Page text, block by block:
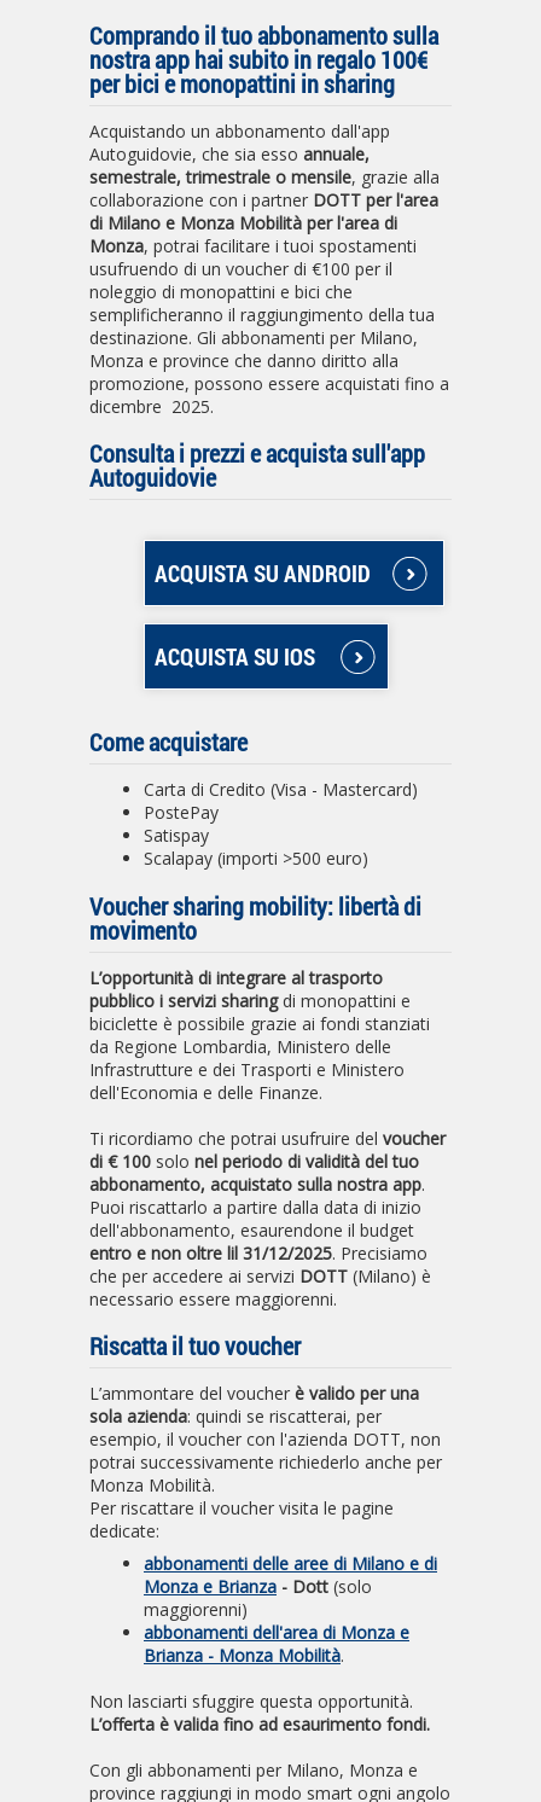
Comprando il tuo abbonamento sulla
nostra app hai subito in regalo 100€
per bici e monopattini in sharing
Acquistando un abbonamento dall'app
Autoguidovie, che sia esso annuale,
semestrale, trimestrale o mensile, grazie alla
collaborazione con i partner DOTT per l'area
di Milano e Monza Mobilità per l'area di
Monza, potrai facilitare i tuoi spostamenti
usufruendo di un voucher di €100 per il
noleggio di monopattini e bici che
semplificheranno il raggiungimento della tua
destinazione. Gli abbonamenti per Milano,
Monza e province che danno diritto alla
promozione, possono essere acquistati fino a
dicembre 2025.
Consulta i prezzi e acquista sull'app
Autoguidovie
ACQUISTA SU ANDROID
ACQUISTA SU IOS
Come acquistare
Carta di Credito (Visa - Mastercard)
PostePay
Satispay
Scalapay (importi >500 euro)
Voucher sharing mobility: libertà di
movimento
L’opportunità di integrare al trasporto
pubblico i servizi sharing di monopattini e
biciclette è possibile grazie ai fondi stanziati
da Regione Lombardia, Ministero delle
Infrastrutture e dei Trasporti e Ministero
dell'Economia e delle Finanze.
Ti ricordiamo che potrai usufruire del voucher
di € 100 solo nel periodo di validità del tuo
abbonamento, acquistato sulla nostra app.
Puoi riscattarlo a partire dalla data di inizio
dell'abbonamento, esaurendone il budget
entro e non oltre lil 31/12/2025. Precisiamo
che per accedere ai servizi DOTT (Milano) è
necessario essere maggiorenni.
Riscatta il tuo voucher
L’ammontare del voucher è valido per una
sola azienda: quindi se riscatterai, per
esempio, il voucher con l'azienda DOTT, non
potrai successivamente richiederlo anche per
Monza Mobilità.
Per riscattare il voucher visita le pagine
dedicate:
abbonamenti delle aree di Milano e di
Monza e Brianza - Dott (solo
maggiorenni)
abbonamenti dell'area di Monza e
Brianza - Monza Mobilità.
Non lasciarti sfuggire questa opportunità.
L’offerta è valida fino ad esaurimento fondi.
Con gli abbonamenti per Milano, Monza e
province raggiungi in modo smart ogni angolo